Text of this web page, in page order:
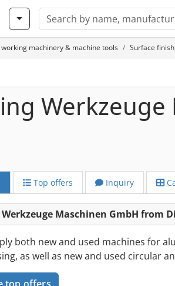
machinery & machine tools Surface
Werkzeuge
Top offers Inquiry
Maschinen GmbH from
both new and used machines for
as well as new and used circular